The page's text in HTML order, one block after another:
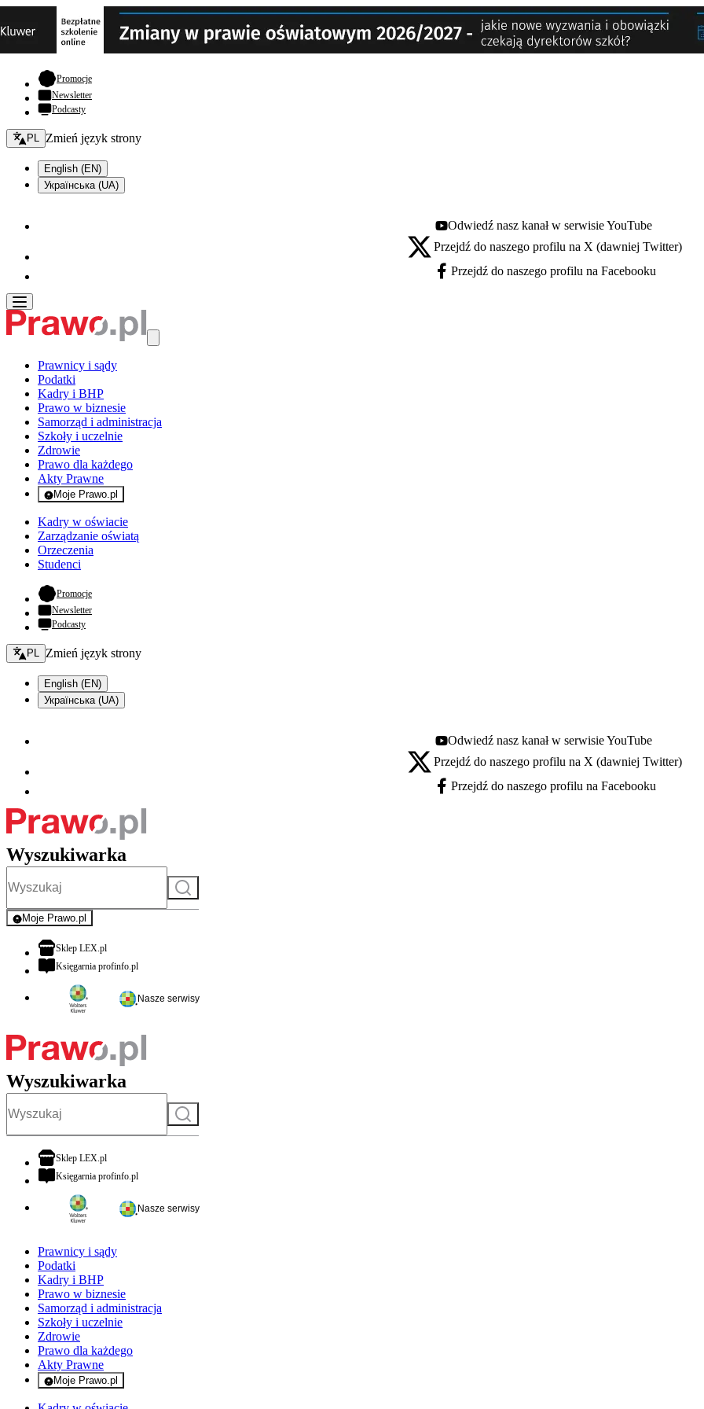
Promocje- otwiera się w nowej karcie
Newsletter
Podcasty
Zmień język - bieżący:
PL Zmień język strony
English (EN)
Українська (UA)
Youtube - otwiera się w nowej karcie
Odwiedź nasz kanał w serwisie YouTube
X - otwiera się w nowej karcie
Przejdź do naszego profilu na X (dawniej Twitter)
Facebook - otwiera się w nowej karcie
Przejdź do naszego profilu na Facebooku
Prawnicy i sądy
Podatki
Kadry i BHP
Prawo w biznesie
Samorząd i administracja
Szkoły i uczelnie
Zdrowie
Prawo dla każdego
Akty Prawne
Moje Prawo.pl
- rejestracja i logowanie do serwisu
Kadry w oświacie
Zarządzanie oświatą
Orzeczenia
Studenci
Promocje- otwiera się w nowej karcie
Newsletter
Podcasty
Zmień język - bieżący:
PL Zmień język strony
English (EN)
Українська (UA)
Youtube - otwiera się w nowej karcie
Odwiedź nasz kanał w serwisie YouTube
X - otwiera się w nowej karcie
Przejdź do naszego profilu na X (dawniej Twitter)
Facebook - otwiera się w nowej karcie
Przejdź do naszego profilu na Facebooku
Wyszukiwarka
Szukaj
Moje Prawo.pl
- rejestracja i logowanie do serwisu
Sklep LEX.plotwiera się w nowej karcie
Księgarnia profinfo.plotwiera się w nowej karcie
Nasze serwisy
Wyszukiwarka
Szukaj
Sklep LEX.plotwiera się w nowej karcie
Księgarnia profinfo.plotwiera się w nowej karcie
Nasze serwisy
Prawnicy i sądy
Podatki
Kadry i BHP
Prawo w biznesie
Samorząd i administracja
Szkoły i uczelnie
Zdrowie
Prawo dla każdego
Akty Prawne
Moje Prawo.pl
- rejestracja i logowanie do serwisu